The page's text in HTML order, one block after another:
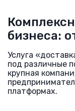
бизнеса:
Услуга
под различные
крупная
платформах.